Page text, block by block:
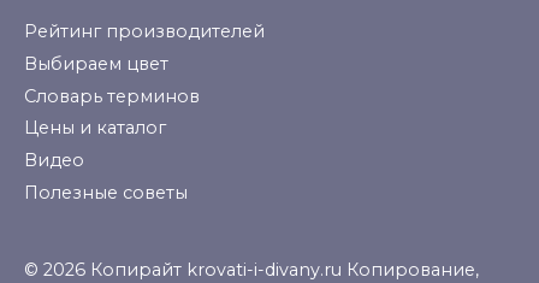
Рейтинг производителей
Выбираем цвет
Словарь терминов
Цены и каталог
Видео
Полезные советы
© 2026 Копирайт krovati-i-divany.ru Копирование,